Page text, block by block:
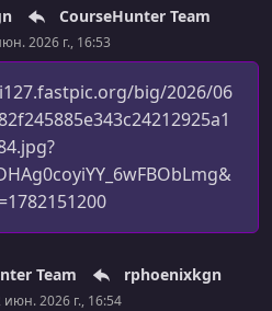
CourseHunter Team
2026 г., 16:53
big/2026/06
Team rphoenixkgn
июн. 2026 г., 16:54